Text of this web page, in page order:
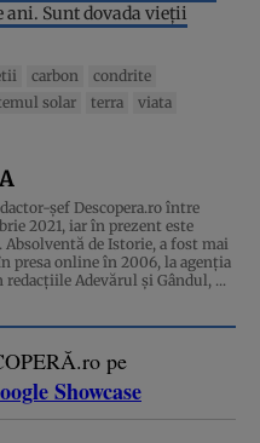
ani. Sunt dovada vieţii
carbon
condrite
solar terra viata
șef Descopera.ro între
2021, iar în prezent este
de Istorie, a fost mai
presa online în 2006, la agenţia
Adevărul şi Gândul, ...
pe
Showcase